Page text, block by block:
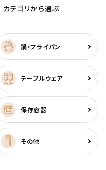
カテゴリから選ぶ
鍋・フライパン
テーブルウェア
保存容器
その他